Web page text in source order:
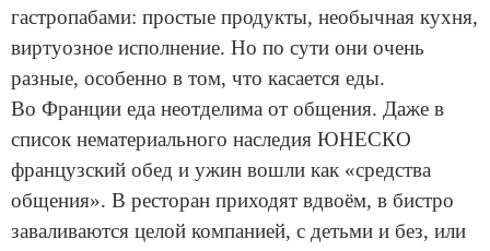
гастропабами: простые продукты, необычная кухня,
виртуозное исполнение. Но по сути они очень
разные, особенно в том, что касается еды.
Во Франции еда неотделима от общения. Даже в
список нематериального наследия ЮНЕСКО
французский обед и ужин вошли как «средства
общения». В ресторан приходят вдвоём, в бистро
заваливаются целой компанией, с детьми и без, или